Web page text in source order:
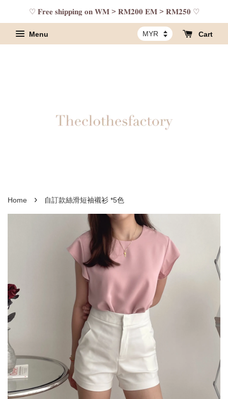
♡ 𝐅𝐫𝐞𝐞 𝐬𝐡𝐢𝐩𝐩𝐢𝐧𝐠 𝐨𝐧 𝐖𝐌 > 𝐑𝐌𝟐𝟎𝟎 𝐄𝐌 > 𝐑𝐌𝟐𝟓𝟎 ♡
Menu Cart
Home › 自訂款絲滑短袖襯衫 *5色